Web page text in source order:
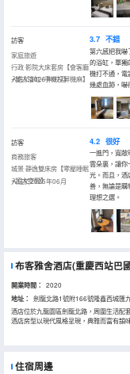
訪客
家庭旅遊
行政·影院大床套房【會客廳
+雙人浴缸+手機投屏機麻】
入住於2025年07月
3.7 不錯
第六感把我嚇
的浴缸，單獨
機打不通，電
幾處血跡，嚇
訪客
商務旅客
城景·靜逸雙床房【零壓睡眠
+超大空間】
入住於2025年06月
4.2 很好
一進門，寬敞
雲朵裏，讓你
光。而且，酒
善，無論是購
理想之選。
布客雅舍酒店(重慶西站巴
開業時間： 2020
地址：
劍龍北路1號附166號隆鑫西城匯
酒店位於九龍園區劍龍北路，周圍生活配
酒店房型以現代風格呈現，典雅而富有韻
奢享寬闊睡眠之旅；床品、浴袍及牙具
住宿周邊